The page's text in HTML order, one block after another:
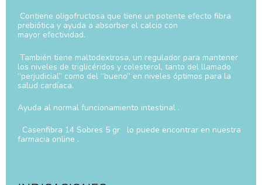
Contiene oligofructosa que tiene un potente efecto fibra
prebiótica y ayuda a absorber el calcio con
mayor efectividad.
También tiene maltodextrosa, un regulador para mantener
los niveles de triglicéridos y colesterol, tanto del llamado
“perjudicial” como del “bueno” en niveles óptimos para la
salud cardíaca.
Ayuda al normal funcionamiento intestinal .
Casenfibra 14 Sobres 5 gr lo puede encontrar en nuestra
farmacia online .